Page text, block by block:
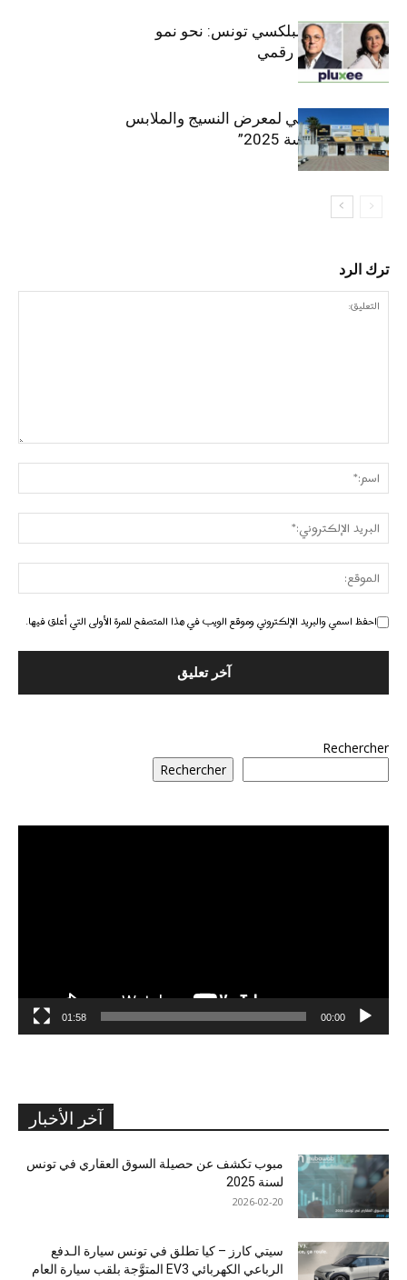
قيادة مزدوجة لبلكسي تونس: نحو نمو
متسارع وتحول رقمي
الافتتاح الرسمي لمعرض النسيج والملابس
“إنترتكس سوسة 2025”
ترك الرد
احفظ اسمي والبريد الإلكتروني وموقع الويب في هذا المتصفح للمرة الأولى التي أعلق فيها.
Rechercher
Rechercher
00:00
01:58
آخر الأخبار
مبوب تكشف عن حصيلة السوق العقاري في تونس
لسنة 2025
2026-02-20
سيتي كارز – كيا تطلق في تونس سيارة الـدفع
الرباعي الكهربائي EV3 المتوَّجة بلقب سيارة العام